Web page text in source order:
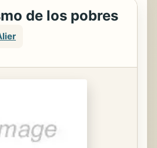
de los pobres